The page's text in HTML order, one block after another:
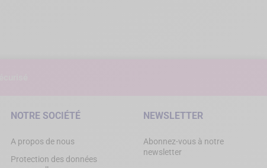
NOTRE SOCIÉTÉ
A propos de nous
Protection des données
NEWSLETTER
Abonnez-vous à notre
newsletter